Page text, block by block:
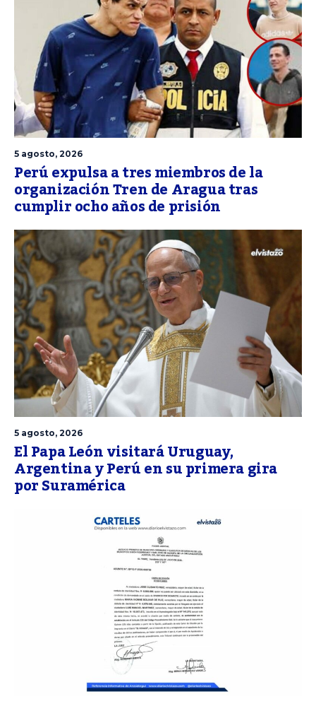
5 agosto, 2026
Perú expulsa a tres miembros de la
organización Tren de Aragua tras
cumplir ocho años de prisión
5 agosto, 2026
El Papa León visitará Uruguay,
Argentina y Perú en su primera gira
por Suramérica